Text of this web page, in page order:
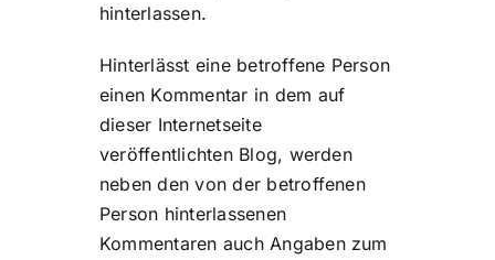
hinterlassen.
Hinterlässt eine betroffene Person
einen Kommentar in dem auf
dieser Internetseite
veröffentlichten Blog, werden
neben den von der betroffenen
Person hinterlassenen
Kommentaren auch Angaben zum